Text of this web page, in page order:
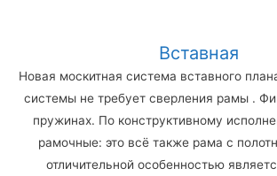
Вставная
Новая москитная система вставного
системы не требует сверления рамы .
пружинах. По конструктивному
рамочные: это всё также рама с
отличительной особенностью